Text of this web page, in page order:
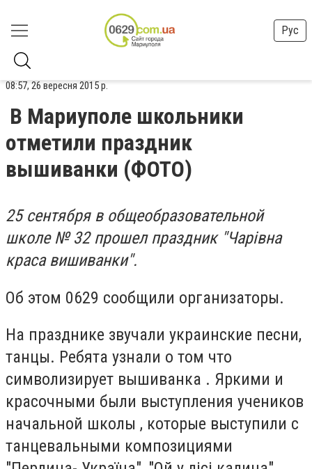
Рус
08:57, 26 вересня 2015 р.
В Мариуполе школьники
отметили праздник
вышиванки (ФОТО)
25 сентября в общеобразовательной
школе № 32 прошел праздник "Чарівна
краса вишиванки".
Об этом 0629 сообщили организаторы.
На празднике звучали украинские песни,
танцы. Ребята узнали о том что
символизирует вышиванка . Яркими и
красочными были выступления учеников
начальной школы , которые выступили с
танцевальными композициями